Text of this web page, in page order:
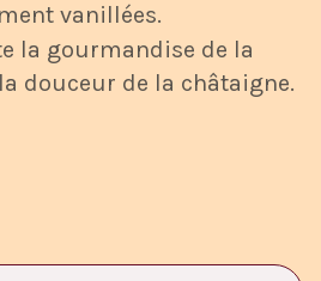
vanillées.
la gourmandise de la
douceur de la châtaigne.